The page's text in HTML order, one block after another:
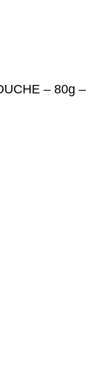
– 80g –